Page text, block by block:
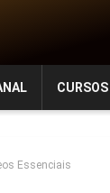
CURSOS
Essenciais